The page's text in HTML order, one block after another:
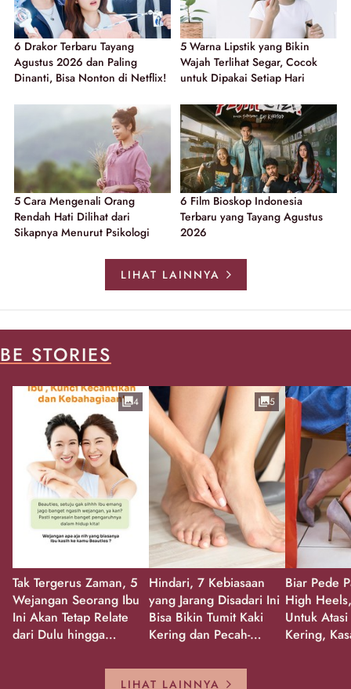
6 Drakor Terbaru Tayang
Agustus 2026 dan Paling
Dinanti, Bisa Nonton di Netflix!
5 Warna Lipstik yang Bikin
Wajah Terlihat Segar, Cocok
untuk Dipakai Setiap Hari
5 Cara Mengenali Orang
Rendah Hati Dilihat dari
Sikapnya Menurut Psikologi
6 Film Bioskop Indonesia
Terbaru yang Tayang Agustus
2026
LIHAT LAINNYA
BE STORIES
Tak Tergerus Zaman, 5
Wejangan Seorang Ibu
Ini Akan Tetap Relate
dari Dulu hingga
4
Hindari, 7 Kebiasaan
yang Jarang Disadari Ini
Bisa Bikin Tumit Kaki
Kering dan Pecah-
5
Biar Pede
High
Untuk
Kering,
LIHAT LAINNYA